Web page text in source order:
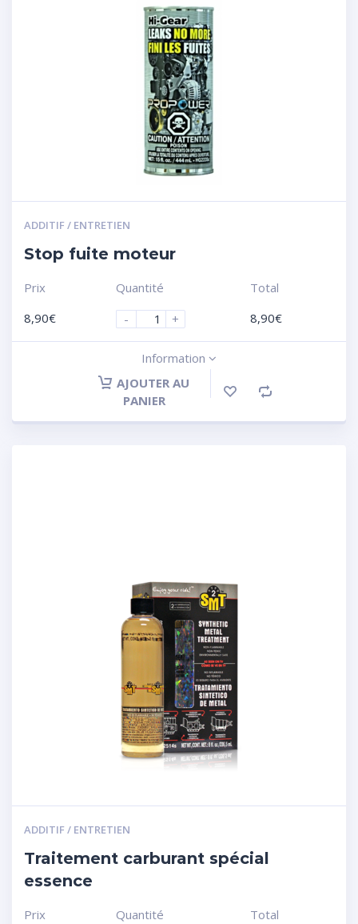
ADDITIF / ENTRETIEN
Stop fuite moteur
Prix
8,90€
Quantité
-
+
Total
8,90€
Information
AJOUTER AU
PANIER
ADDITIF / ENTRETIEN
Traitement carburant spécial
essence
Prix Quantité Total